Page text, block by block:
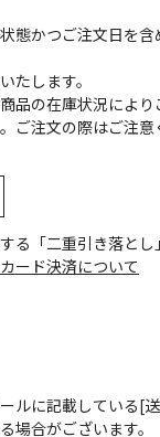
態かつご注文日を
たします。
の在庫状況により
注文の際はご注意
る「二重引き落と
ード決済について
に記載している[
合がございます。